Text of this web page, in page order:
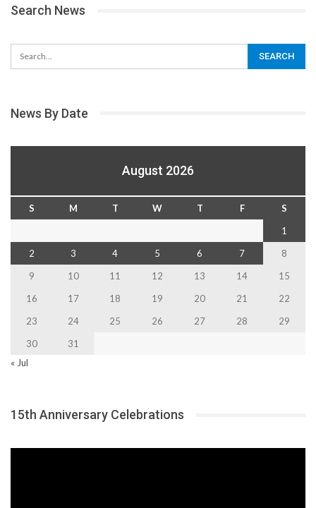
Search News
News By Date
August 2026
S M T W T F
S
1
2
3 4 5 6 7
8
9
10 11 12 13 14
15
16
17 18 19 20 21
22
23
24 25 26 27 28
29
30
31
« Jul
15th Anniversary Celebrations